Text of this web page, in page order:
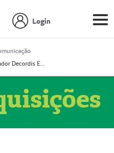
Login
Prestador Decordis Exames Cardiológicos LTDA (51004346-0)